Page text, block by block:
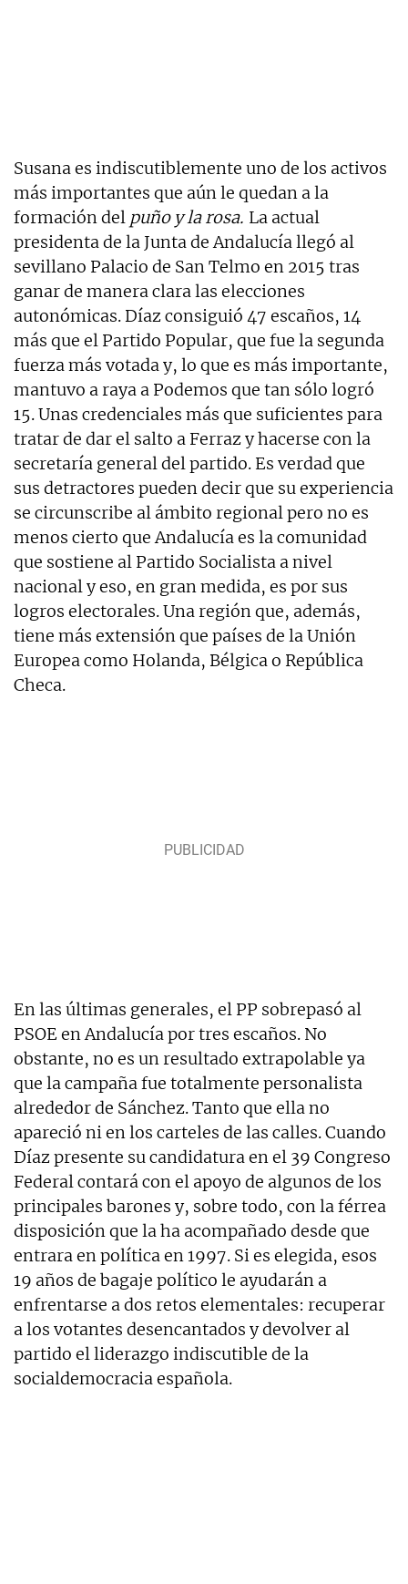
Susana es indiscutiblemente uno de los activos
más importantes que aún le quedan a la
formación del puño y la rosa. La actual
presidenta de la Junta de Andalucía llegó al
sevillano Palacio de San Telmo en 2015 tras
ganar de manera clara las elecciones
autonómicas. Díaz consiguió 47 escaños, 14
más que el Partido Popular, que fue la segunda
fuerza más votada y, lo que es más importante,
mantuvo a raya a Podemos que tan sólo logró
15. Unas credenciales más que suficientes para
tratar de dar el salto a Ferraz y hacerse con la
secretaría general del partido. Es verdad que
sus detractores pueden decir que su experiencia
se circunscribe al ámbito regional pero no es
menos cierto que Andalucía es la comunidad
que sostiene al Partido Socialista a nivel
nacional y eso, en gran medida, es por sus
logros electorales. Una región que, además,
tiene más extensión que países de la Unión
Europea como Holanda, Bélgica o República
Checa.
En las últimas generales, el PP sobrepasó al
PSOE en Andalucía por tres escaños. No
obstante, no es un resultado extrapolable ya
que la campaña fue totalmente personalista
alrededor de Sánchez. Tanto que ella no
apareció ni en los carteles de las calles. Cuando
Díaz presente su candidatura en el 39 Congreso
Federal contará con el apoyo de algunos de los
principales barones y, sobre todo, con la férrea
disposición que la ha acompañado desde que
entrara en política en 1997. Si es elegida, esos
19 años de bagaje político le ayudarán a
enfrentarse a dos retos elementales: recuperar
a los votantes desencantados y devolver al
partido el liderazgo indiscutible de la
socialdemocracia española.